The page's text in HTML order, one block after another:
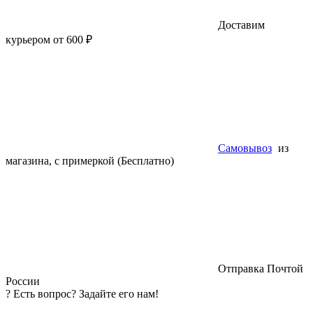
Доставим
курьером от 600 ₽
Самовывоз из
магазина, с примеркой (Бесплатно)
Отправка Почтой
России
? Есть вопрос? Задайте его нам!